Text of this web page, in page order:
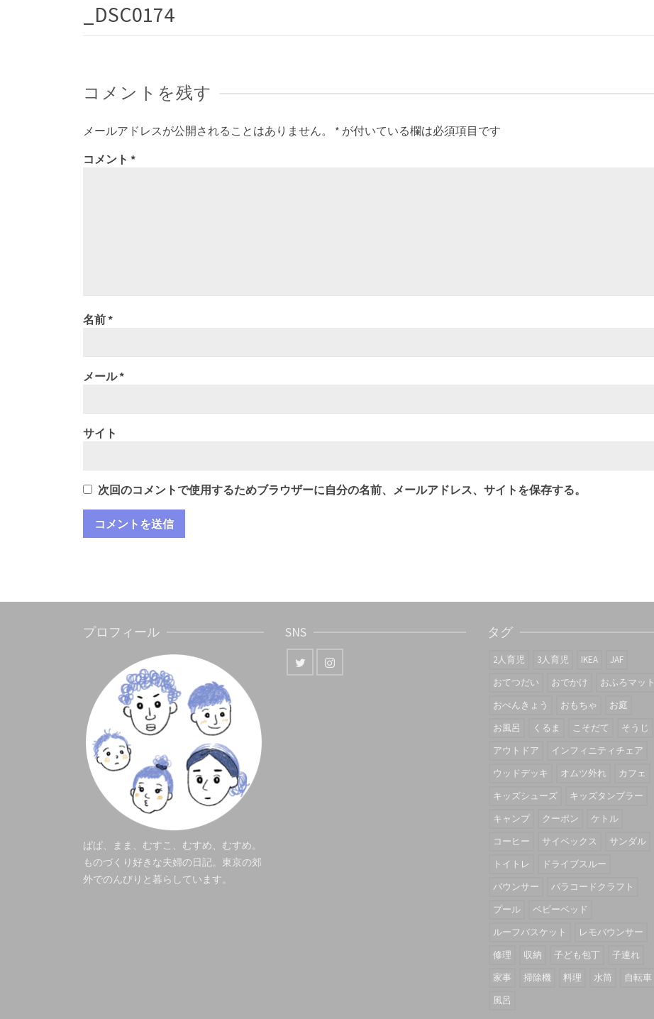
_DSC0174
コメントを残す
メールアドレスが公開されることはありません。 * が付いている欄は必須項目です
コメント *
名前*
メール*
サイト
次回のコメントで使用するためブラウザーに自分の名前、メールアドレス、サイトを保存する。
プロフィール
ぱぱ、まま、むすこ、むすめ、むすめ。
ものづくり好きな夫婦の日記。東京の郊
外でのんびりと暮らしています。
SNS タグ
2人育児 3人育児 IKEA
JAF
おてつだい
おでかけ
おふろマット
おべんきょう
おもちゃ
お庭
お風呂
くるま こそだて
そうじ
アウトドア
インフィニティチェア
ウッドデッキ
オムツ外れ
カフェ
キッズシューズ
キッズタンブラー
キャンプ
クーポン
ケトル
コーヒー
サイベックス
サンダル
トイトレ
ドライブスルー
バウンサー
パラコードクラフト
プール
ベビーベッド
ルーフバスケット
レモバウンサー
修理
収納 子ども包丁
子連れ
家事
掃除機 料理 水筒
自転車
風呂